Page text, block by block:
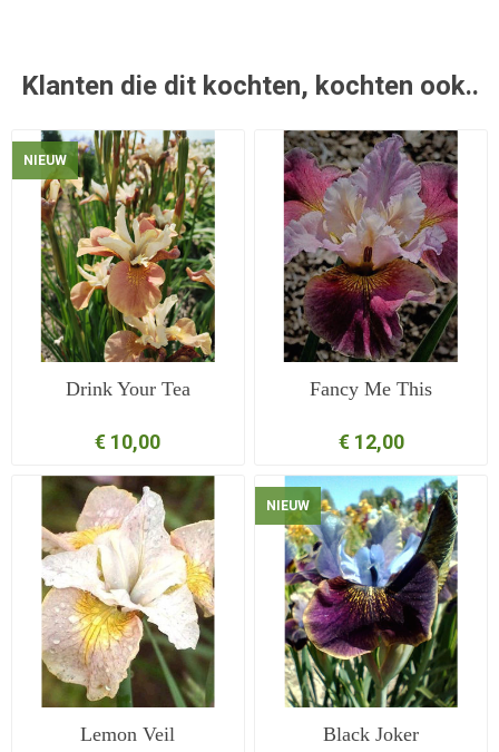
Klanten die dit kochten, kochten ook..
NIEUW
Drink Your Tea
€ 10,00
Fancy Me This
€ 12,00
Lemon Veil
NIEUW
Black Joker